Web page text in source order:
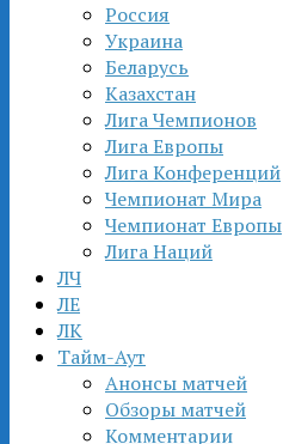
Россия
Украина
Беларусь
Казахстан
Лига Чемпионов
Лига Европы
Лига Конференций
Чемпионат Мира
Чемпионат Европы
Лига Наций
ЛЧ
ЛЕ
ЛК
Тайм-Аут
Анонсы матчей
Обзоры матчей
Комментарии